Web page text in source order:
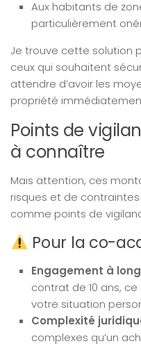
Aux habitants de
particulièrement
Je trouve cette solution
ceux qui souhaitent
attendre d’avoir les
propriété
Points de
à connaître
Mais attention, ces
risques et de contraintes
comme points de
Pour la co-
Engagement à
contrat de 10 ans,
votre situation
Complexité
complexes qu’un